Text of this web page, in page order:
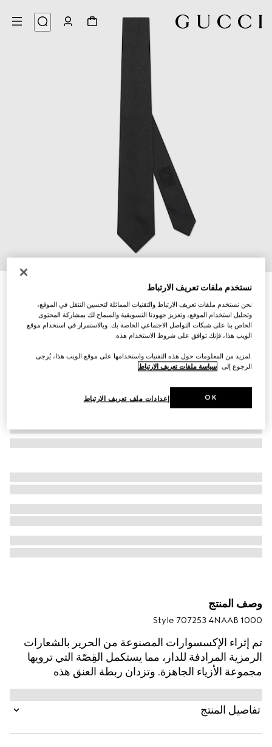
ربطة عنق من الحرير مع تفصيل شعار G المزدوج
AED 850
تنويعاتأسود
وصف المنتج
Style ‎707253 4NAAB 1000
تم إثراء الإكسسوارات المصنوعة من الحرير بالشعارات
الرمزية المرادفة للدار، مما يستكمل القِصّة التي ترويها
مجموعة الأزياء الجاهزة. وتزدان ربطة العنق هذه
المصنوعة من الحرير باللون الأسود بشعار G المزدوج
الجذّاب الذي يظهر على شكل تفصيل مرهف في زاوية
التصميم.
تفاصيل المنتج
نستخدم ملفات تعريف الارتباط
نحن نستخدم ملفات تعريف الارتباط والتقنيات المماثلة لتحسين التنقل في الموقع،
وتحليل استخدام الموقع، وتعزيز جهودنا التسويقية والسماح لك بمشاركة المحتوى
الخاص بنا على شبكات التواصل الاجتماعي الخاصة بك. وبالاستمرار في استخدام موقع
الويب هذا، فإنك توافق على شروط الاستخدام هذه.
.لمزيد من المعلومات حول هذه التقنيات واستخدامها على موقع الويب هذا، يُرجى
الرجوع إلى سياسة ملفات تعريف الارتباط
إعدادات ملف تعريف الارتباط OK